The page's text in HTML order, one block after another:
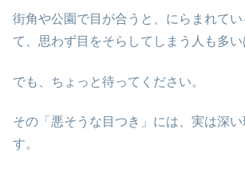
街角や公園で目が合うと、にらまれて
て、思わず目をそらしてしまう人も多い
でも、ちょっと待ってください。
その「悪そうな目つき」には、実は深
す。